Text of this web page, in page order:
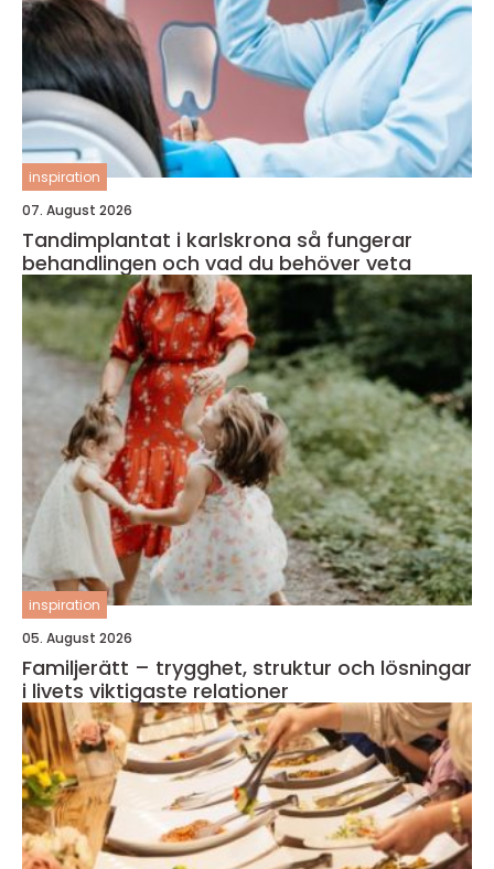
inspiration
07. August 2026
Tandimplantat i karlskrona så fungerar
behandlingen och vad du behöver veta
inspiration
05. August 2026
Familjerätt – trygghet, struktur och lösningar
i livets viktigaste relationer